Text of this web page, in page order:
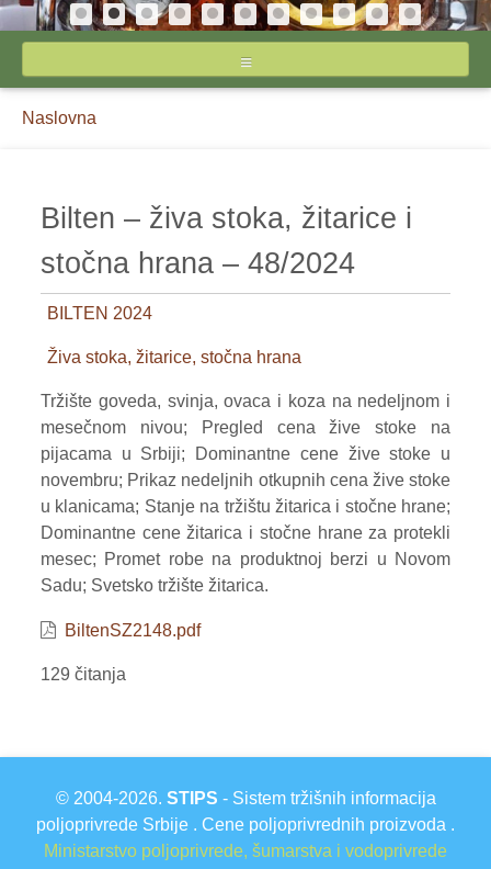
NASLOVNA
INPUTI
JAJA I ŽIVINSKO MESO
VOĆE
ŽITARICE
ŽIVA STOKA
BILTENI
REPORTERI
Breadcrumbs
You
Naslovna
Bilten – živa stoka, žitarice i
stočna hrana – 48/2024
BILTEN 2024
Živa stoka, žitarice, stočna hrana
Tržište goveda, svinja, ovaca i koza na nedeljnom i
mesečnom nivou; Pregled cena žive stoke na
pijacama u Srbiji; Dominantne cene žive stoke u
novembru; Prikaz nedeljnih otkupnih cena žive stoke
u klanicama; Stanje na tržištu žitarica i stočne hrane;
Dominantne cene žitarica i stočne hrane za protekli
mesec; Promet robe na produktnoj berzi u Novom
Sadu; Svetsko tržište žitarica.
BiltenSZ2148.pdf
129 čitanja
© 2004-2026. STIPS - Sistem tržišnih informacija
poljoprivrede Srbije . Cene poljoprivrednih proizvoda .
Ministarstvo poljoprivrede, šumarstva i vodoprivrede